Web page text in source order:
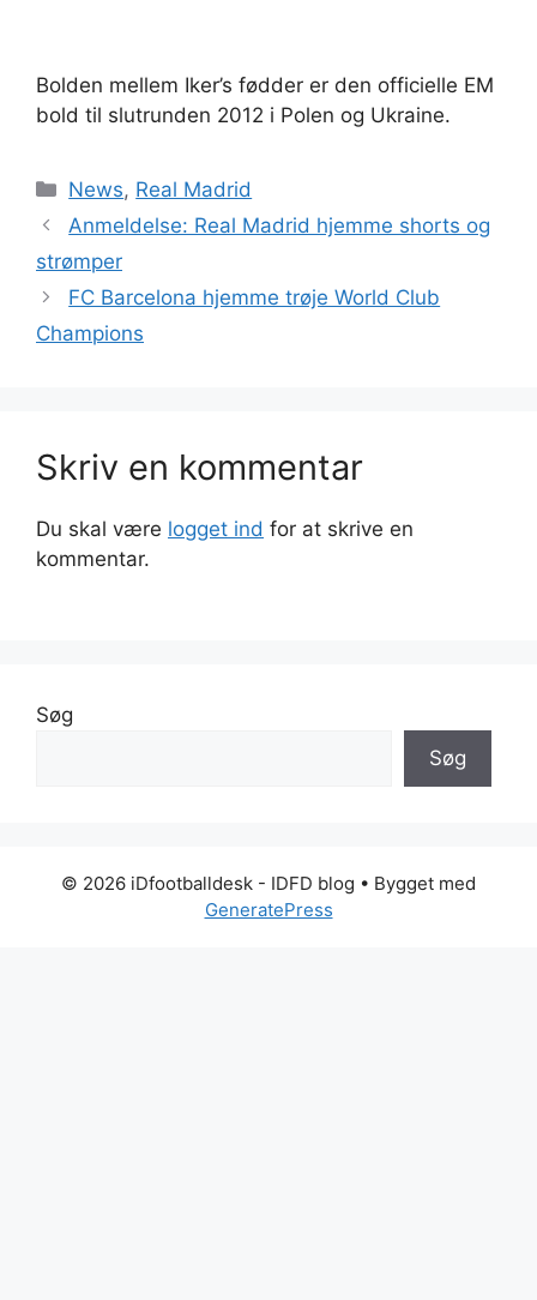
Bolden mellem Iker’s fødder er den officielle EM
bold til slutrunden 2012 i Polen og Ukraine.
Kategorier
News, Real Madrid
Anmeldelse: Real Madrid hjemme shorts og
strømper
FC Barcelona hjemme trøje World Club
Champions
Skriv en kommentar
Du skal være logget ind for at skrive en
kommentar.
Søg
Søg
© 2026 iDfootballdesk - IDFD blog • Bygget med
GeneratePress